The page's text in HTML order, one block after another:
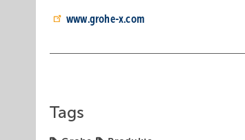
www.grohe-x.com
Tags